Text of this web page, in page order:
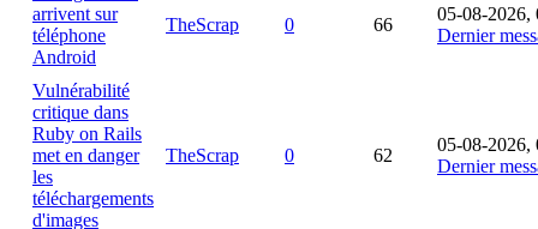
arrivent sur
téléphone
Android
TheScrap 0 66
05-08-2026,
Dernier
Vulnérabilité
critique dans
Ruby on Rails
met en danger
les
téléchargements
d'images
TheScrap 0 62
05-08-2026,
Dernier